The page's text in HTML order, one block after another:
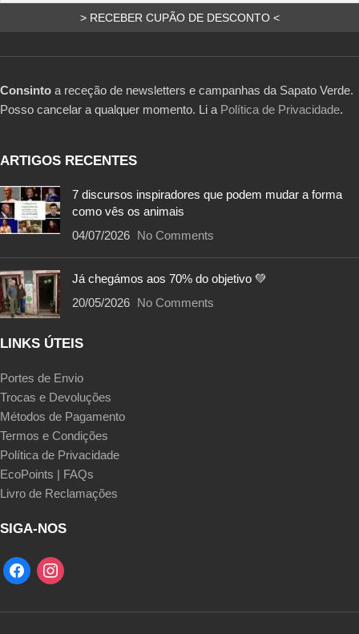
Consinto a receção de newsletters e campanhas da Sapato Verde.
Posso cancelar a qualquer momento. Li a Política de Privacidade.
ARTIGOS RECENTES
7 discursos inspiradores que podem mudar a forma
como vês os animais
04/07/2026 No Comments
Já chegámos aos 70% do objetivo 💚
20/05/2026 No Comments
LINKS ÚTEIS
Portes de Envio
Trocas e Devoluções
Métodos de Pagamento
Termos e Condições
Política de Privacidade
EcoPoints | FAQs
Livro de Reclamações
SIGA-NOS